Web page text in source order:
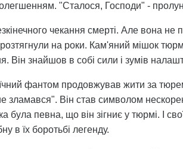
полегшенням. "Сталося, Господи" -
чекання смерті. Але вона
на роки. Кам'яний мішок
Він знайшов в собі сили і зумів
фантом продовжував жити за
зламався". Він став символом
була певна, що він зігниє у тюрмі. І
в їх боротьбі легенду.